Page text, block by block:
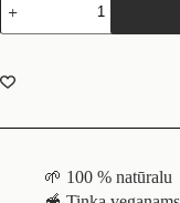
🌱 100 % natūralu